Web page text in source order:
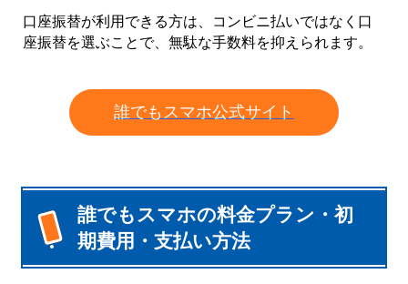
口座振替が利用できる方は、コンビニ払いではなく口
座振替を選ぶことで、無駄な手数料を抑えられます。
誰でもスマホ公式サイト
誰でもスマホの料金プラン・初
期費用・支払い方法